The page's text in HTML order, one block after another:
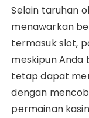
Selain taruhan
menawarkan
termasuk slot,
meskipun Anda
tetap dapat
dengan
permainan